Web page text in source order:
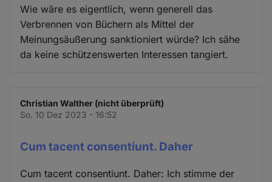
Wie wäre es eigentlich, wenn generell das
Verbrennen von Büchern als Mittel der
Meinungsäußerung sanktioniert würde? Ich sähe
da keine schützenswerten Interessen tangiert.
Christian Walther (nicht überprüft)
So. 10 Dez 2023 - 16:52
Cum tacent consentiunt. Daher
Cum tacent consentiunt. Daher: Ich stimme der